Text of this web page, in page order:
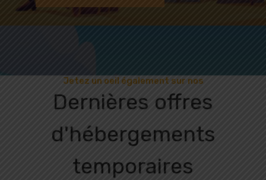
Jetez un oeil également sur nos
Dernières offres
d'hébergements
temporaires